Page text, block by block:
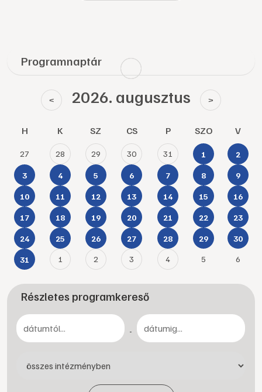
Programnaptár
< 2026. augusztus >
H K SZ CS P SZO V
27 28 29 30 31 1 2
3 4 5 6 7 8 9
10 11 12 13 14 15 16
17 18 19 20 21 22 23
24 25 26 27 28 29 30
31 1 2 3 4 5 6
Részletes programkereső
-